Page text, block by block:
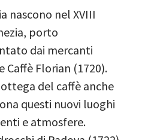
nascono nel XVIII
porto
dai mercanti
Florian (1720).
del caffè anche
questi nuovi luoghi
e atmosfere.